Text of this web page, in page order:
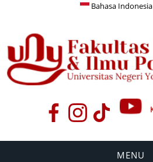
Bahasa Indonesia
MENU